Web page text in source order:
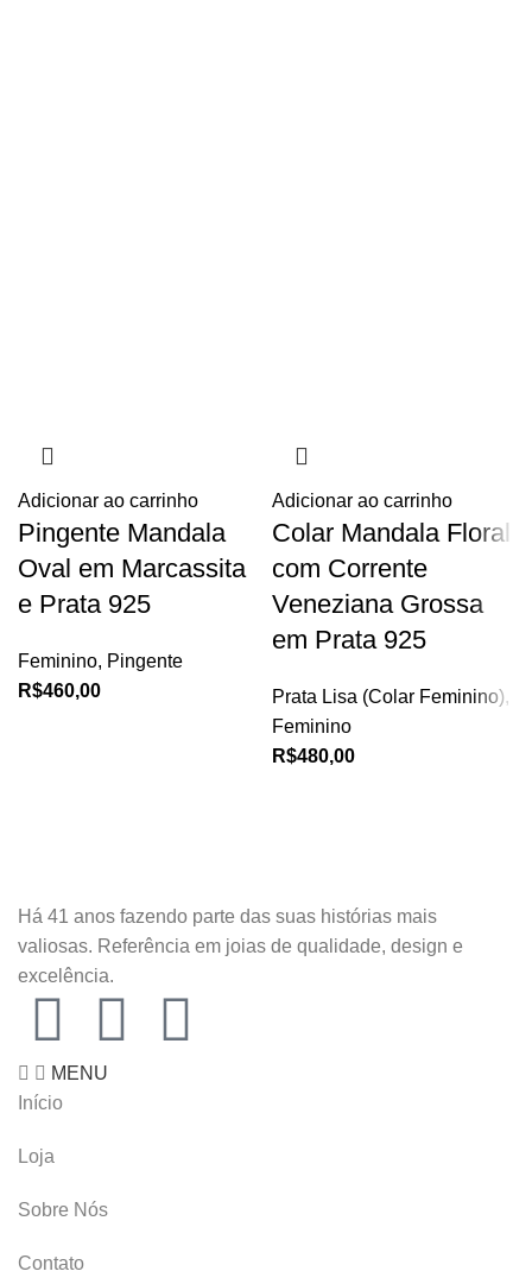
Adicionar ao carrinho
Pingente Mandala
Oval em Marcassita
e Prata 925
Feminino, Pingente
R$460,00
Adicionar ao carrinho
Colar Mandala Floral
com Corrente
Veneziana Grossa
em Prata 925
Prata Lisa (Colar Feminino),
Feminino
R$480,00
Há 41 anos fazendo parte das suas histórias mais
valiosas. Referência em joias de qualidade, design e
excelência.
MENU
Início
Loja
Sobre Nós
Contato